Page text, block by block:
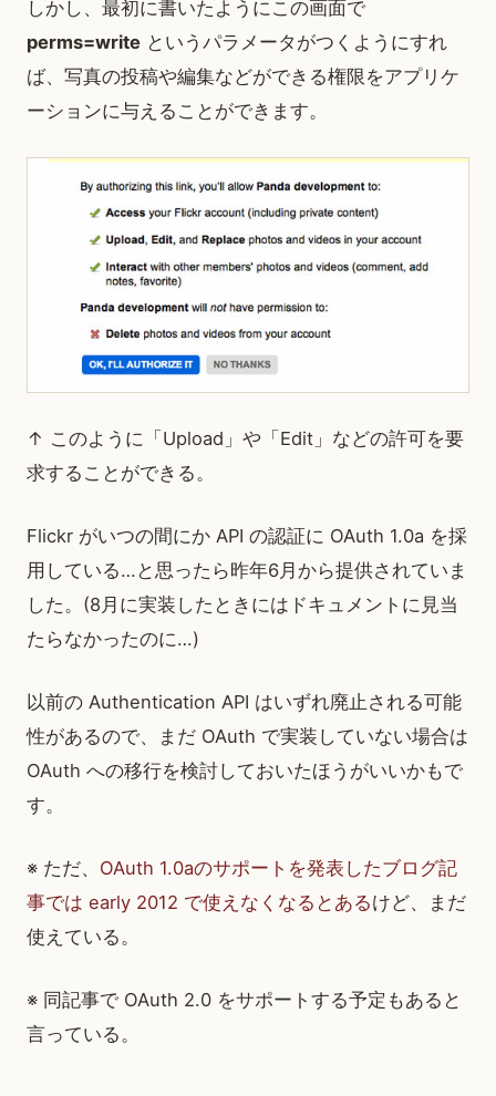
しかし、最初に書いたようにこの画面で
perms=write というパラメータがつくようにすれ
ば、写真の投稿や編集などができる権限をアプリケ
ーションに与えることができます。
↑ このように「Upload」や「Edit」などの許可を要
求することができる。
Flickr がいつの間にか API の認証に OAuth 1.0a を採
用している…と思ったら昨年6月から提供されていま
した。(8月に実装したときにはドキュメントに見当
たらなかったのに…)
以前の Authentication API はいずれ廃止される可能
性があるので、まだ OAuth で実装していない場合は
OAuth への移行を検討しておいたほうがいいかもで
す。
※ ただ、 OAuth 1.0aのサポートを発表したブログ記
事では early 2012 で使えなくなるとあるけど、まだ
使えている。
※ 同記事で OAuth 2.0 をサポートする予定もあると
言っている。